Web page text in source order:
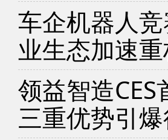
车企机器人
业生态加速
领益智造
三重优势引